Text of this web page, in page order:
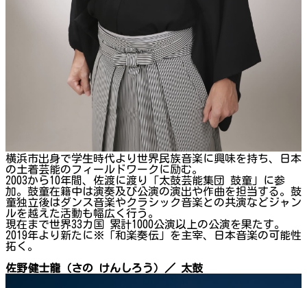
横浜市出身で学生時代より世界民族音楽に興味を持ち、日本
の土着芸能のフィールドワークに励む。
2003から10年間、佐渡に渡り「太鼓芸能集団 鼓童」に参
加。鼓童在籍中は演奏及び公演の演出や作曲を担当する。鼓
童独立後はダンス音楽やクラシック音楽との共演などジャン
ルを越えた活動も幅広く行う。
現在まで世界33カ国 累計1000公演以上の公演を果たす。
2019年より新たに※「和楽奏伝」を主宰、日本音楽の可能性
拓く。
佐野健士龍（さの けんしろう）／ 太鼓